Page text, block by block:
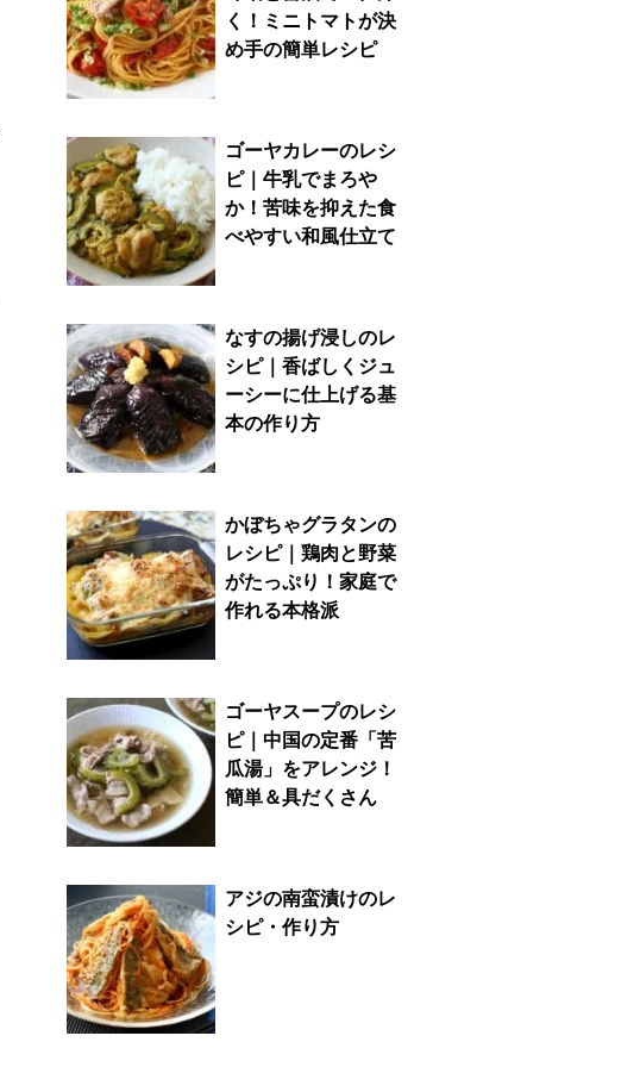
く！ミニトマトが決
め手の簡単レシピ
ゴーヤカレーのレシ
ピ｜牛乳でまろや
か！苦味を抑えた食
べやすい和風仕立て
なすの揚げ浸しのレ
シピ｜香ばしくジュ
ーシーに仕上げる基
本の作り方
かぼちゃグラタンの
レシピ｜鶏肉と野菜
がたっぷり！家庭で
作れる本格派
ゴーヤスープのレシ
ピ｜中国の定番「苦
瓜湯」をアレンジ！
簡単＆具だくさん
アジの南蛮漬けのレ
シピ・作り方